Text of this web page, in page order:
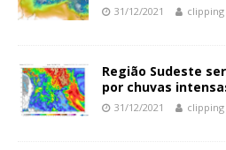
31/12/2021 clipping
Região Sudeste
por chuvas
31/12/2021 clipping